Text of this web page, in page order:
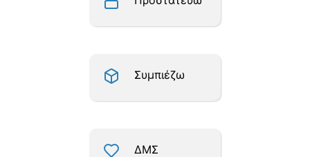
Συμπιέζω
ΔΜΣ